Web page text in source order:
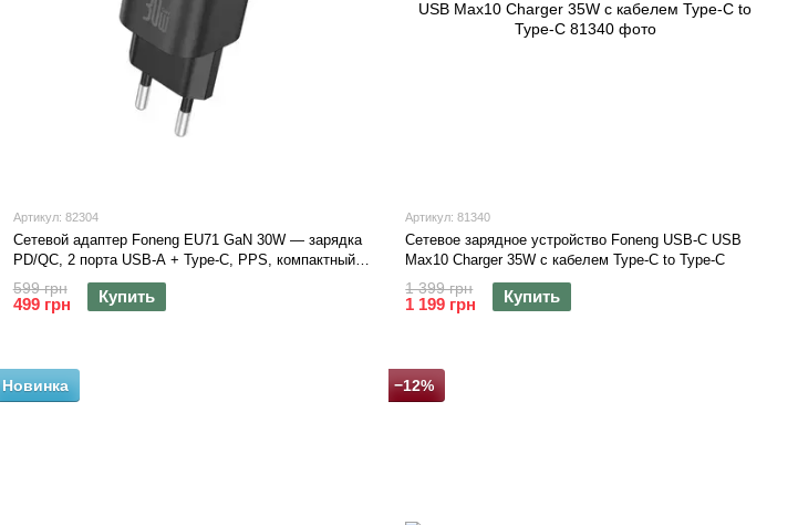
Артикул: 82304
Сетевой адаптер Foneng EU71 GaN 30W — зарядка
PD/QC, 2 порта USB-A + Type-C, PPS, компактный
блок, Черный
599 грн
499 грн Купить
Артикул: 81340
Сетевое зарядное устройство Foneng USB-C USB
Max10 Charger 35W с кабелем Type-C to Type-C
1 399 грн
1 199 грн Купить
Новинка −12%